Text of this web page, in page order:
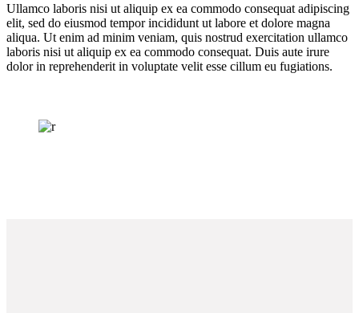
Ullamco laboris nisi ut aliquip ex ea commodo consequat adipiscing
elit, sed do eiusmod tempor incididunt ut labore et dolore magna
aliqua. Ut enim ad minim veniam, quis nostrud exercitation ullamco
laboris nisi ut aliquip ex ea commodo consequat. Duis aute irure
dolor in reprehenderit in voluptate velit esse cillum eu fugiations.